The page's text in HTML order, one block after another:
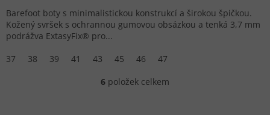
Barefoot boty s minimalistickou konstrukcí a širokou špičkou.
Kožený svršek s ochrannou gumovou obsázkou a tenká 3,7 mm
podrážva ExtasyFix® pro...
37
38 39 41 43 45 46 47
Ovládací prvky výpisu
6 položek celkem